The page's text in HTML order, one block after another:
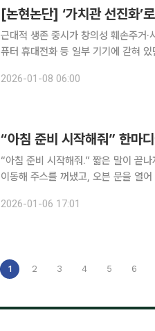
[논현논단] ‘가치관 선진화’
근대적 생존 중시가 창의성 훼손주거·
퓨터 휴대전화 등 일부 기기에 갇혀
24시간 쉼 없이 일할 수 있는 여러 가
2026-01-08 06:00
“아침 준비 시작해줘.” 짧은 말이 끝나자 집 안이 먼저 반응했다. 홈로봇 ‘LG 클로이드’는 냉장고로
이동해 주스를 꺼냈고, 오븐 문을 열
흰색 빨래를 구분해 각각 집어 들고
2026-01-06 17:01
1 2 3 4 5 6